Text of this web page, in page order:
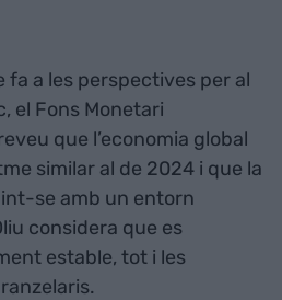
fa a les perspectives per al
el Fons Monetari
que l’economia global
similar al de 2024 i que la
se amb un entorn
considera que es
estable, tot i les